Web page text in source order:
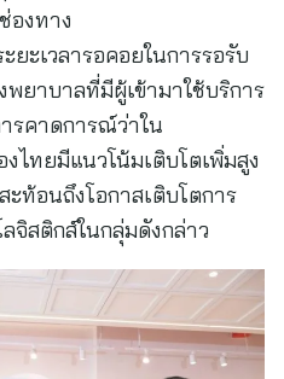
องทาง
ยะเวลารอคอยในการรอรับ
พยาบาลที่มีผู้เข้ามาใช้บริการ
รคาดการณ์ว่าใน
ไทยมีแนวโน้มเติบโตเพิ่มสูง
ท้อนถึงโอกาสเติบโตการ
จิสติกส์ในกลุ่มดังกล่าว